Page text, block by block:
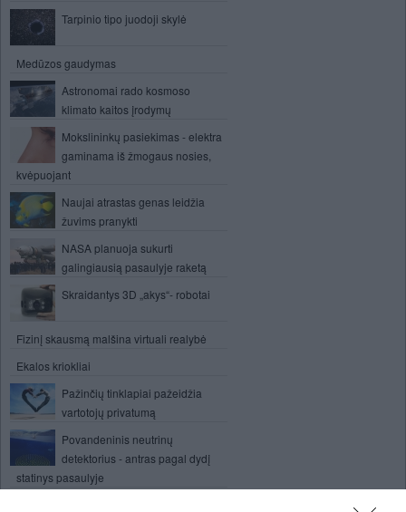
Tarpinio tipo juodoji skylė
Medūzos gaudymas
Astronomai rado kosmoso
klimato kaitos įrodymų
Mokslininkų pasiekimas - elektra
gaminama iš žmogaus nosies,
kvėpuojant
Naujai atrastas genas leidžia
žuvims pranykti
NASA planuoja sukurti
galingiausią pasaulyje raketą
Skraidantys 3D „akys“- robotai
Fizinį skausmą malšina virtuali realybė
Ekalos kriokliai
Pažinčių tinklapiai pažeidžia
vartotojų privatumą
Povandeninis neutrinų
detektorius - antras pagal dydį
statinys pasaulyje